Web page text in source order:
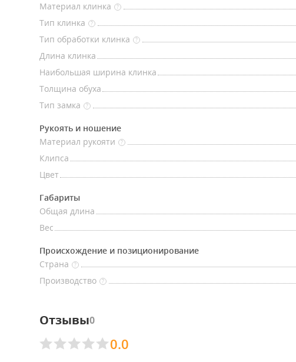
Материал клинка
?
Тип клинка ?
Тип обработки клинка ?
Длина клинка
Наибольшая ширина клинка
Толщина обуха
Тип замка
?
Рукоять и ношение
Материал рукояти
?
Клипса
Цвет
Габариты
Общая длина
Вес
Происхождение и позиционирование
Страна
?
Производство
?
Отзывы0
0.0